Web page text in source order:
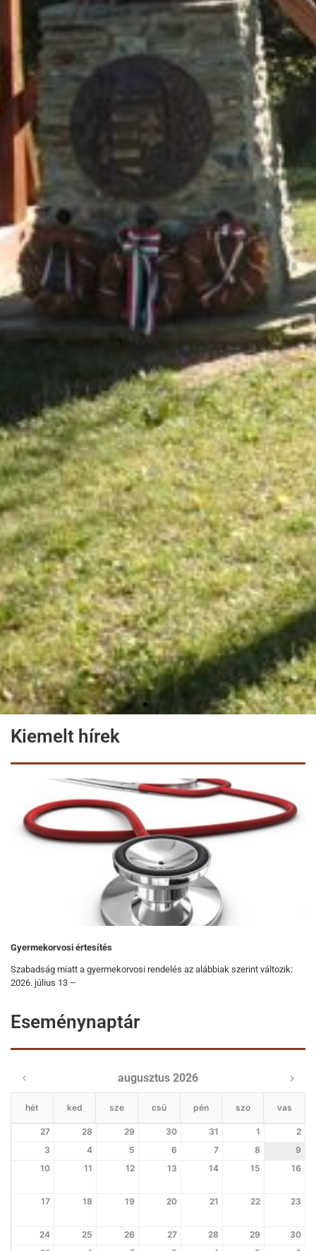
Kiemelt hírek
Gyermekorvosi értesítés
Szabadság miatt a gyermekorvosi rendelés az alábbiak szerint változik:
2026. július 13 –
Eseménynaptár
augusztus 2026
hét ked sze csü pén szo vas
27 28 29 30 31 1
2
3
4 5 6 7 8
9
10
11 12 13 14 15 16
17 18 19 20 21 22 23
24 25 26 27 28 29
30